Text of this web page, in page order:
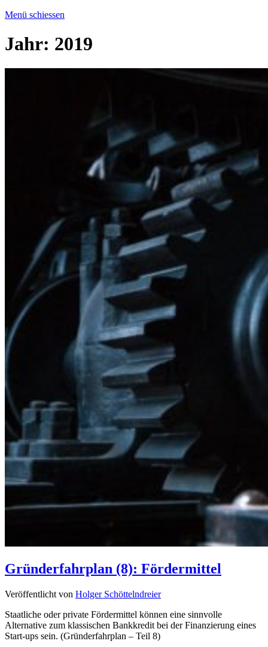
Menü schiessen
Jahr: 2019
Gründerfahrplan (8): Fördermittel
Veröffentlicht von Holger Schöttelndreier
Staatliche oder private Fördermittel können eine sinnvolle
Alternative zum klassischen Bankkredit bei der Finanzierung eines
Start-ups sein. (Gründerfahrplan – Teil 8)